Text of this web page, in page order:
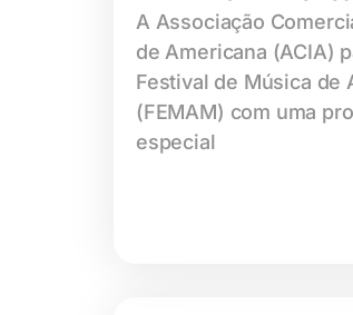
A Associação
de Americana (ACIA)
Festival de Música de
(FEMAM) com uma
especial